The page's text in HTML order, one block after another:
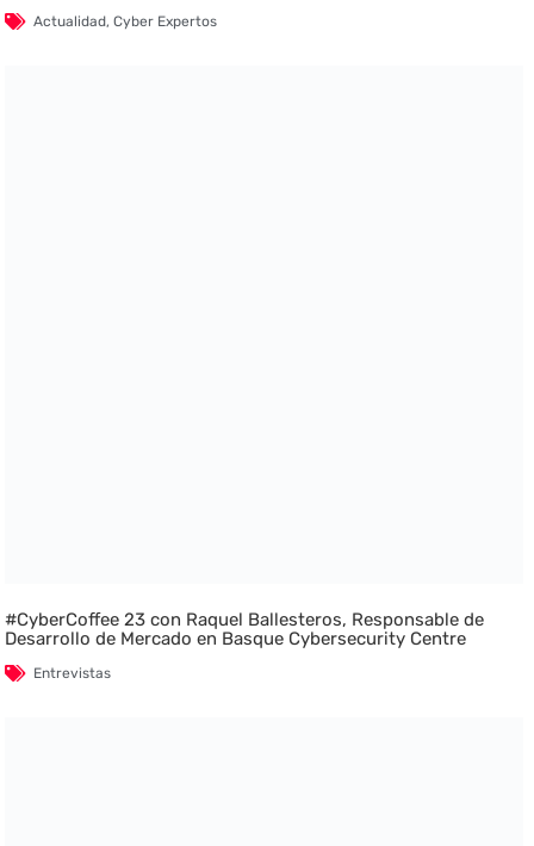
Actualidad,Cyber Expertos
#CyberCoffee 23 con Raquel Ballesteros, Responsable de
Desarrollo de Mercado en Basque Cybersecurity Centre
Entrevistas